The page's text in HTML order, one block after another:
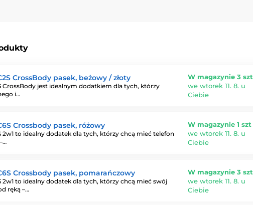
CrossBody pasek, beżowy / złoty
CrossBody jest idealnym dodatkiem dla tych, którzy
i…
W magazynie 3 szt
we wtorek 11. 8. u
Ciebie
Crossbody pasek, różowy
2w1 to idealny dodatek dla tych, którzy chcą mieć telefon
W magazynie 1 szt
we wtorek 11. 8. u
Ciebie
Crossbody pasek, pomarańczowy
2w1 to idealny dodatek dla tych, którzy chcą mieć swój
ręką –…
W magazynie 3 szt
we wtorek 11. 8. u
Ciebie